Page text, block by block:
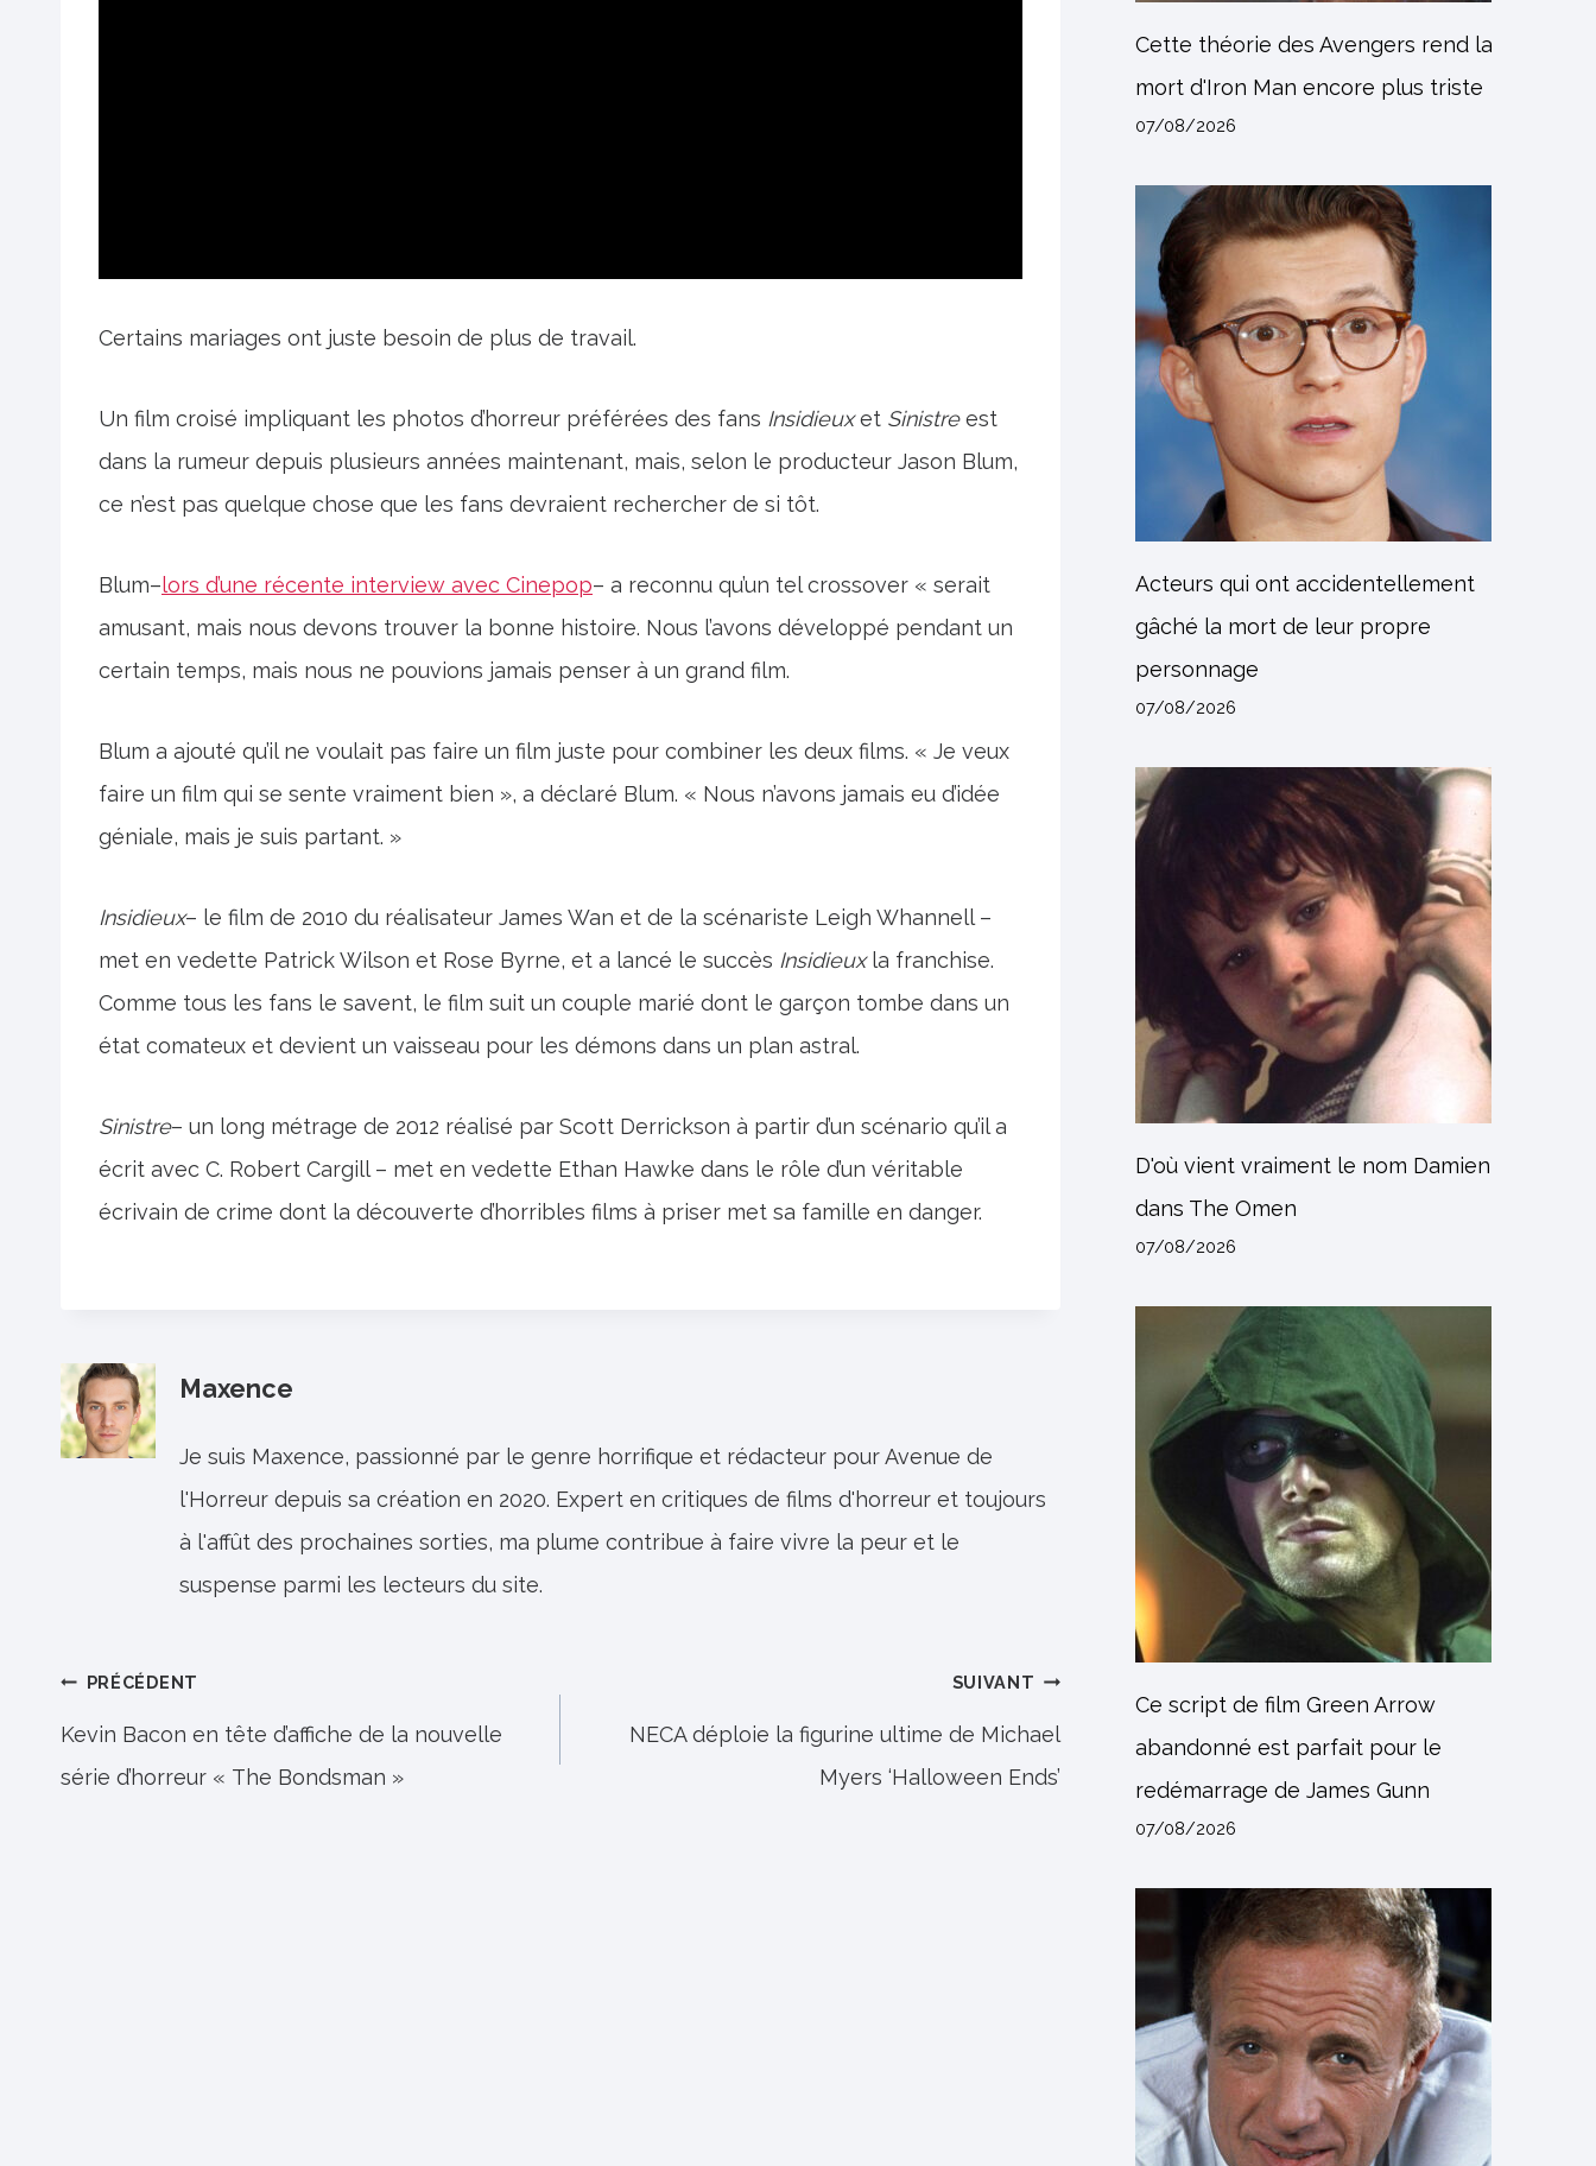
Certains mariages ont juste besoin de plus de travail.
Un film croisé impliquant les photos d’horreur préférées des fans Insidieuxet Sinistreest
dans la rumeur depuis plusieurs années maintenant, mais, selon le producteur Jason Blum,
ce n’est pas quelque chose que les fans devraient rechercher de si tôt.
Blum–lors d’une récente interview avec Cinepop– a reconnu qu’un tel crossover « serait
amusant, mais nous devons trouver la bonne histoire. Nous l’avons développé pendant un
certain temps, mais nous ne pouvions jamais penser à un grand film.
Blum a ajouté qu’il ne voulait pas faire un film juste pour combiner les deux films. « Je veux
faire un film qui se sente vraiment bien », a déclaré Blum. « Nous n’avons jamais eu d’idée
géniale, mais je suis partant. »
Insidieux– le film de 2010 du réalisateur James Wan et de la scénariste Leigh Whannell –
met en vedette Patrick Wilson et Rose Byrne, et a lancé le succès Insidieuxla franchise.
Comme tous les fans le savent, le film suit un couple marié dont le garçon tombe dans un
état comateux et devient un vaisseau pour les démons dans un plan astral.
Sinistre– un long métrage de 2012 réalisé par Scott Derrickson à partir d’un scénario qu’il a
écrit avec C. Robert Cargill – met en vedette Ethan Hawke dans le rôle d’un véritable
écrivain de crime dont la découverte d’horribles films à priser met sa famille en danger.
Maxence
Je suis Maxence, passionné par le genre horrifique et rédacteur pour Avenue de
l'Horreur depuis sa création en 2020. Expert en critiques de films d'horreur et toujours
à l'affût des prochaines sorties, ma plume contribue à faire vivre la peur et le
suspense parmi les lecteurs du site.
Navigation
de
l’article
PRÉCÉDENT
Kevin Bacon en tête d’affiche de la nouvelle
série d’horreur « The Bondsman »
SUIVANT
NECA déploie la figurine ultime de Michael
Myers ‘Halloween Ends’
Cette théorie des Avengers rend la
mort d'Iron Man encore plus triste
07/08/2026
Acteurs qui ont accidentellement
gâché la mort de leur propre
personnage
07/08/2026
D'où vient vraiment le nom Damien
dans The Omen
07/08/2026
Ce script de film Green Arrow
abandonné est parfait pour le
redémarrage de James Gunn
07/08/2026